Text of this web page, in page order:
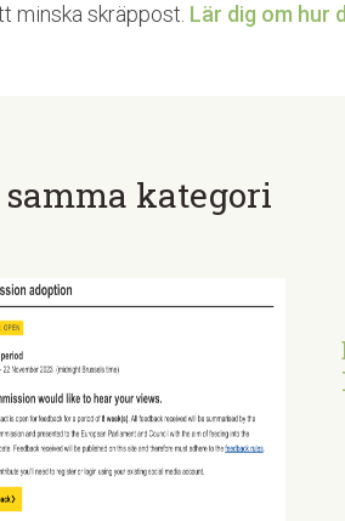
minska skräppost. Lär dig om hur
kategori